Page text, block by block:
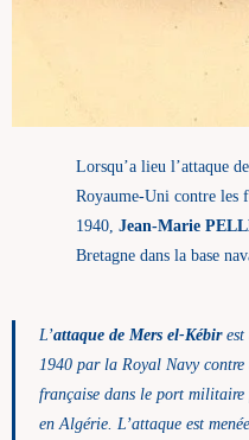
Lorsqu’a lieu l’attaque
Royaume-Uni contre les
1940,Jean-Marie
Bretagne dans la base
L’attaque de Mers el-Kébirest
1940 par la Royal Navy
française dans le port
en Algérie. L’attaque est